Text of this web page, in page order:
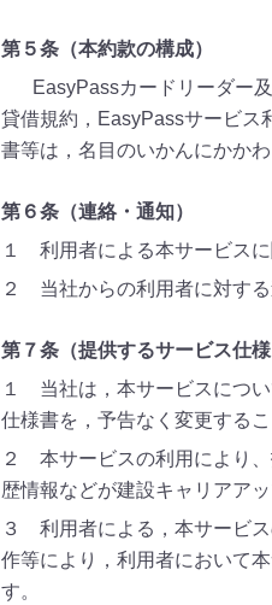
第５条（本約款の構成）
EasyPassカードリーダー
貸借規約，EasyPassサービス
書等は，名目のいかんにかか
第６条（連絡・通知）
１ 利用者による本サービスに
２ 当社からの利用者に対する
第７条（提供するサービス仕様
１ 当社は，本サービスについ
仕様書を，予告なく変更するこ
２ 本サービスの利用により
歴情報などが建設キャリアア
３ 利用者による，本サービ
作等により，利用者において
す。